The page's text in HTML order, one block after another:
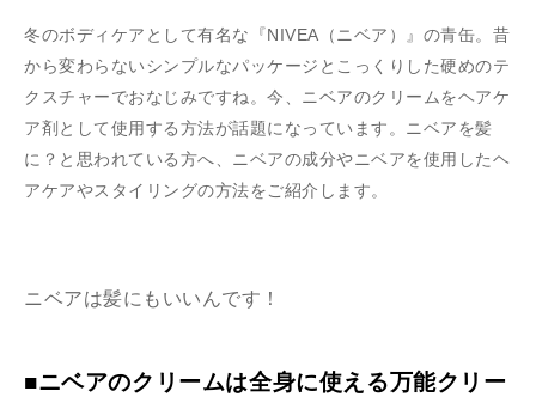
冬のボディケアとして有名な『NIVEA（ニベア）』の青缶。昔
から変わらないシンプルなパッケージとこっくりした硬めのテ
クスチャーでおなじみですね。今、ニベアのクリームをヘアケ
ア剤として使用する方法が話題になっています。ニベアを髪
に？と思われている方へ、ニベアの成分やニベアを使用したヘ
アケアやスタイリングの方法をご紹介します。
ニベアは髪にもいいんです！
■ニベアのクリームは全身に使える万能クリー